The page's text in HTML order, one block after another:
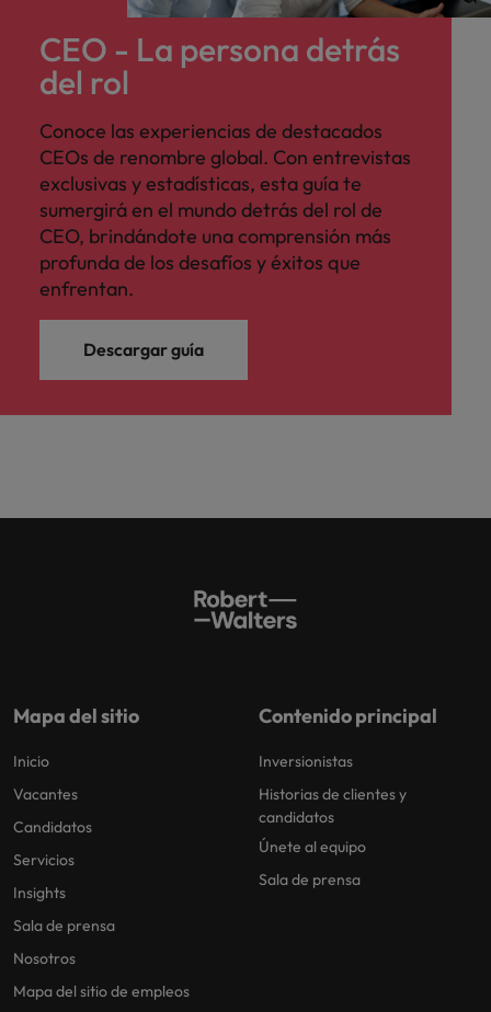
CEO - La persona detrás
del rol
Conoce las experiencias de destacados
CEOs de renombre global. Con entrevistas
exclusivas y estadísticas, esta guía te
sumergirá en el mundo detrás del rol de
CEO, brindándote una comprensión más
profunda de los desafíos y éxitos que
enfrentan.
Descargar guía
Mapa del sitio
Inicio
Vacantes
Candidatos
Servicios
Insights
Sala de prensa
Nosotros
Mapa del sitio de empleos
Contenido principal
Inversionistas
Historias de clientes y
candidatos
Únete al equipo
Sala de prensa